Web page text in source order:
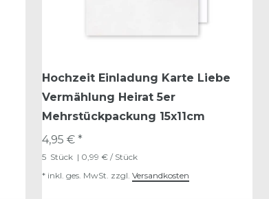
Hochzeit Einladung Karte Liebe
Vermählung Heirat 5er
Mehrstückpackung 15x11cm
4,95 € *
5 Stück | 0,99 € / Stück
* inkl. ges. MwSt. zzgl. Versandkosten